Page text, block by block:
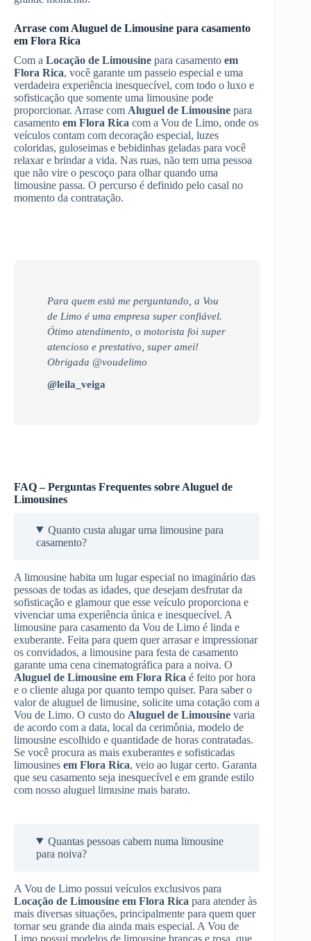
Arrase com Aluguel de Limousine para casamento
em Flora Rica
Com a Locação de Limousine para casamento em
Flora Rica, você garante um passeio especial e uma
verdadeira experiência inesquecível, com todo o luxo e
sofisticação que somente uma limousine pode
proporcionar. Arrase com Aluguel de Limousine para
casamento em Flora Rica com a Vou de Limo, onde os
veículos contam com decoração especial, luzes
coloridas, guloseimas e bebidinhas geladas para você
relaxar e brindar a vida. Nas ruas, não tem uma pessoa
que não vire o pescoço para olhar quando uma
limousine passa. O percurso é definido pelo casal no
momento da contratação.
Para quem está me perguntando, a Vou
de Limo é uma empresa super confiável.
Ótimo atendimento, o motorista foi super
atencioso e prestativo, super amei!
Obrigada @voudelimo
@leila_veiga
FAQ – Perguntas Frequentes sobre Aluguel de
Limousines
Quanto custa alugar uma limousine para
casamento?
A limousine habita um lugar especial no imaginário das
pessoas de todas as idades, que desejam desfrutar da
sofisticação e glamour que esse veículo proporciona e
vivenciar uma experiência única e inesquecível. A
limousine para casamento da Vou de Limo é linda e
exuberante. Feita para quem quer arrasar e impressionar
os convidados, a limousine para festa de casamento
garante uma cena cinematográfica para a noiva. O
Aluguel de Limousine em Flora Rica é feito por hora
e o cliente aluga por quanto tempo quiser. Para saber o
valor de aluguel de limusine, solicite uma cotação com a
Vou de Limo. O custo do Aluguel de Limousine varia
de acordo com a data, local da cerimônia, modelo de
limousine escolhido e quantidade de horas contratadas.
Se você procura as mais exuberantes e sofisticadas
limousines em Flora Rica, veio ao lugar certo. Garanta
que seu casamento seja inesquecível e em grande estilo
com nosso aluguel limusine mais barato.
Quantas pessoas cabem numa limousine
para noiva?
A Vou de Limo possui veículos exclusivos para
Locação de Limousine em Flora Rica para atender às
mais diversas situações, principalmente para quem quer
tornar seu grande dia ainda mais especial. A Vou de
Limo possui modelos de limousine brancas e rosa, que